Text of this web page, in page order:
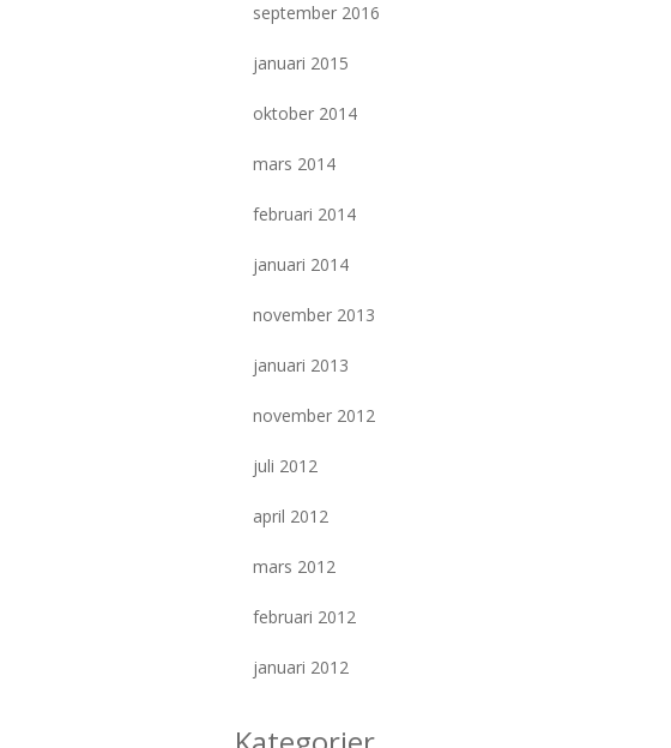
september 2016
januari 2015
oktober 2014
mars 2014
februari 2014
januari 2014
november 2013
januari 2013
november 2012
juli 2012
april 2012
mars 2012
februari 2012
januari 2012